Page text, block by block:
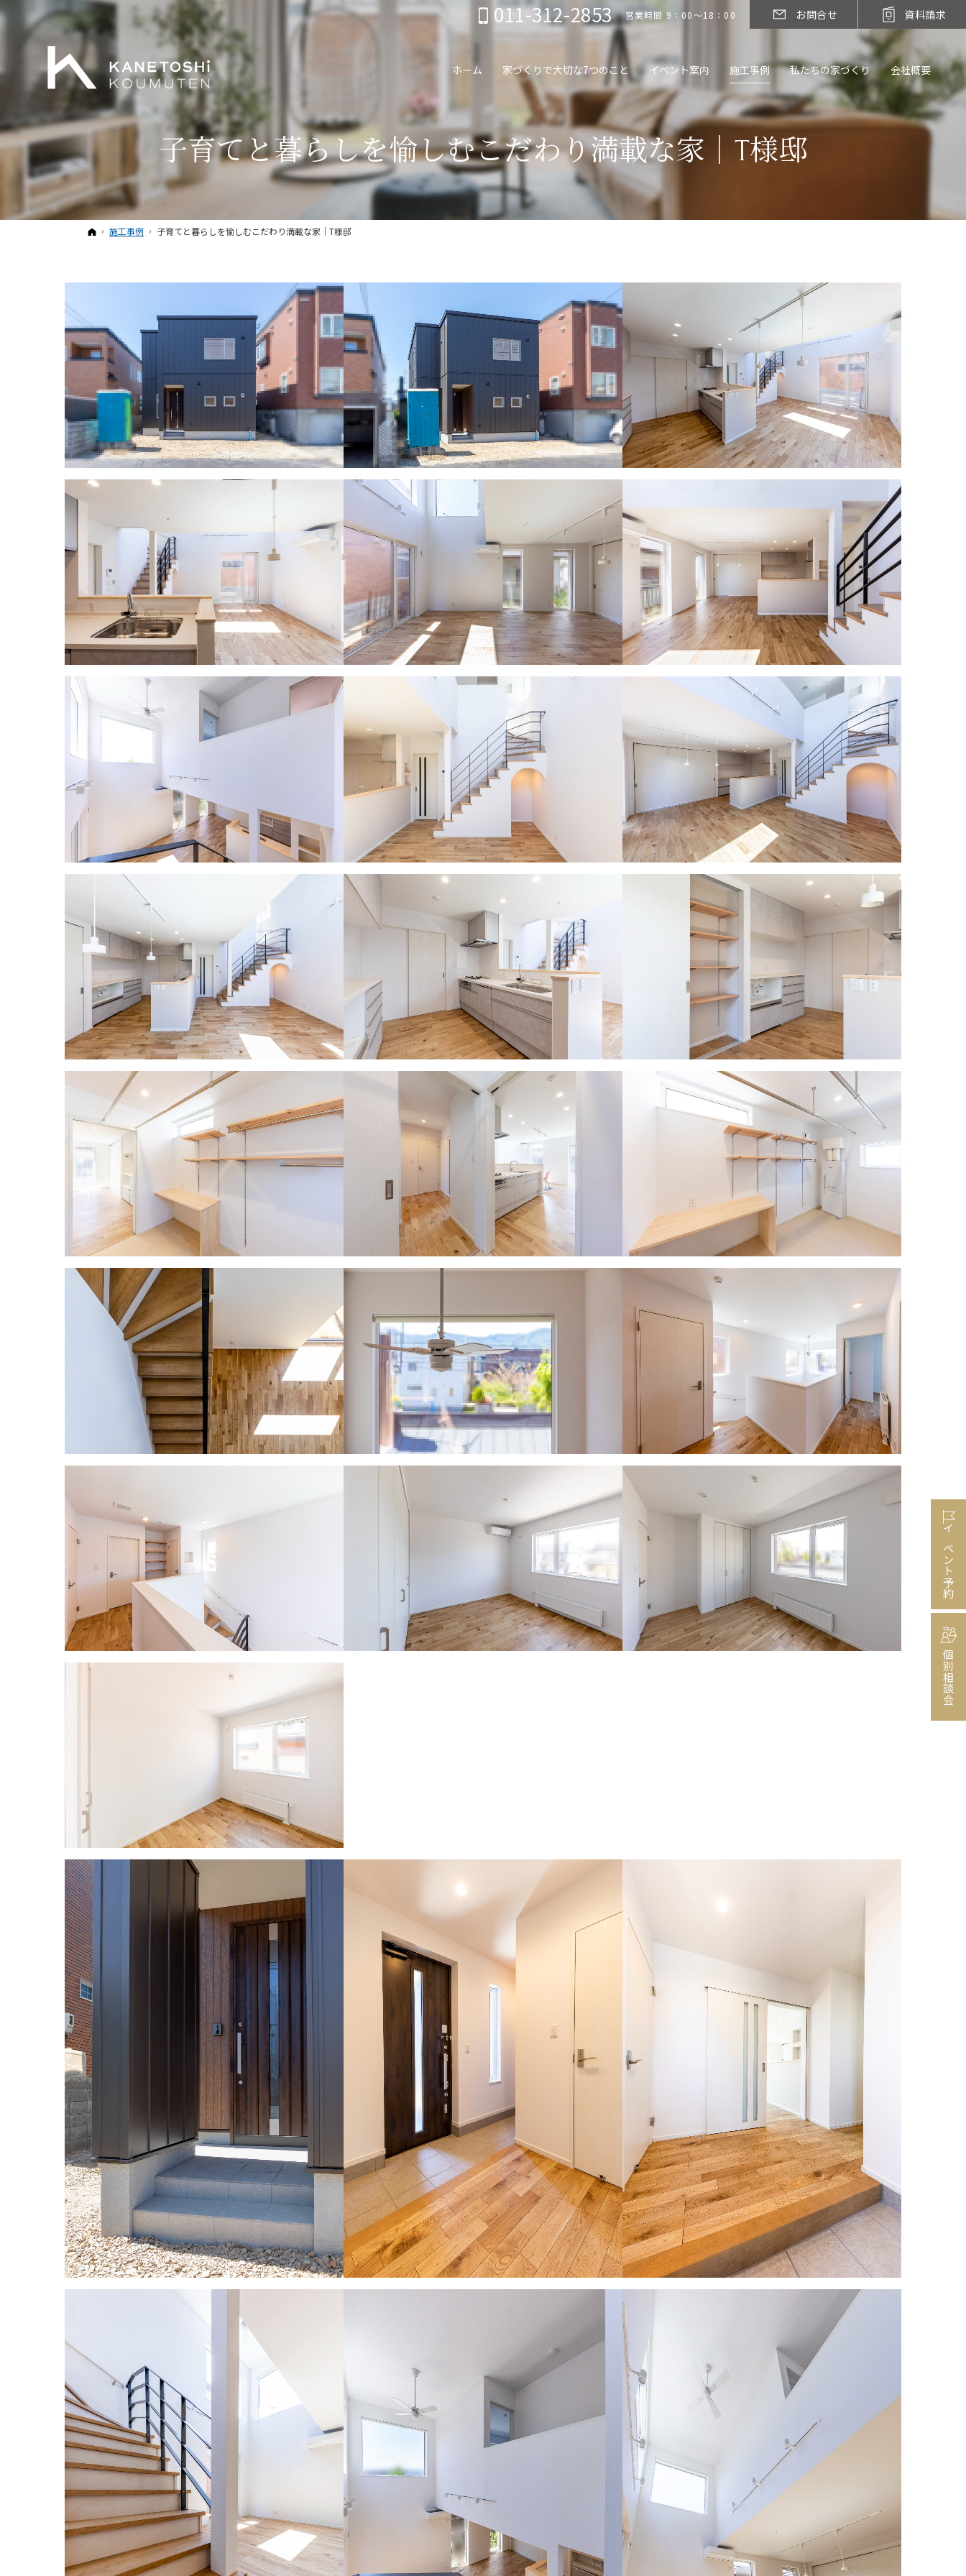
子育てと暮らしを愉しむこだわり満載な家｜T様邸
ホーム
施工事例 子育てと暮らしを愉しむこだわり満載な家｜T様邸
ホーム 家づくりで大切な7つのこと イベント案内 施工事例 私たちの家づくり 会社概要
011-312-2853 営業時間 9：00～18：00 お問合せ 資料請求
イベント予約
個別相談会